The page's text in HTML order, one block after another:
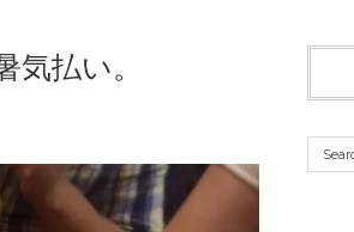
払い。